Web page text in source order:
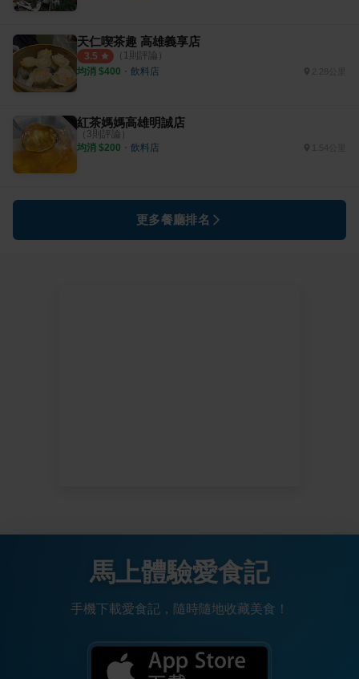
天仁喫茶趣 高雄義享店
3.5 （ 1 則評論）
均消 $400 ・ 飲料店
紅茶媽媽高雄明誠店
（ 3則評論）
均消 $200 ・ 飲料店 1.54公里
更多餐廳排名
馬上體驗愛食記
手機下載愛食記，隨時隨地收藏美食！